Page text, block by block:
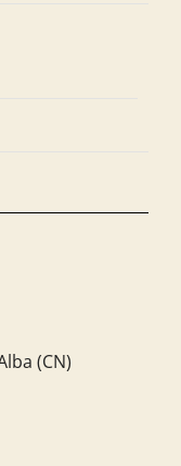
(CN)